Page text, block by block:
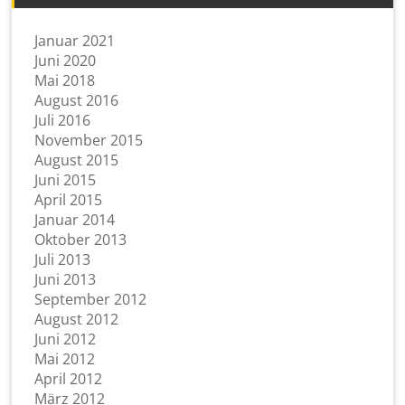
Januar 2021
Juni 2020
Mai 2018
August 2016
Juli 2016
November 2015
August 2015
Juni 2015
April 2015
Januar 2014
Oktober 2013
Juli 2013
Juni 2013
September 2012
August 2012
Juni 2012
Mai 2012
April 2012
März 2012